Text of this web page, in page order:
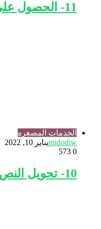
11- الحصول علي اكواد تخفيض في كل الشركات والمواقع
الخدمات المصغره
midodiwيناير 10, 2022
0
10- تحويل النص الي صوت رجل او امرأه باكثر من لغه والتحكم في الصوت والسرعه